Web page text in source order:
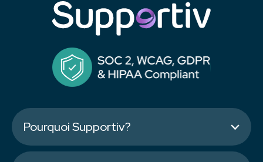
Pourquoi Supportiv?